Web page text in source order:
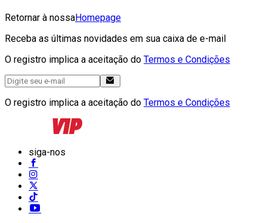
Retornar à nossaHomepage
Receba as últimas novidades em sua caixa de e-mail
O registro implica a aceitação do Termos e Condições
O registro implica a aceitação do Termos e Condições
siga-nos